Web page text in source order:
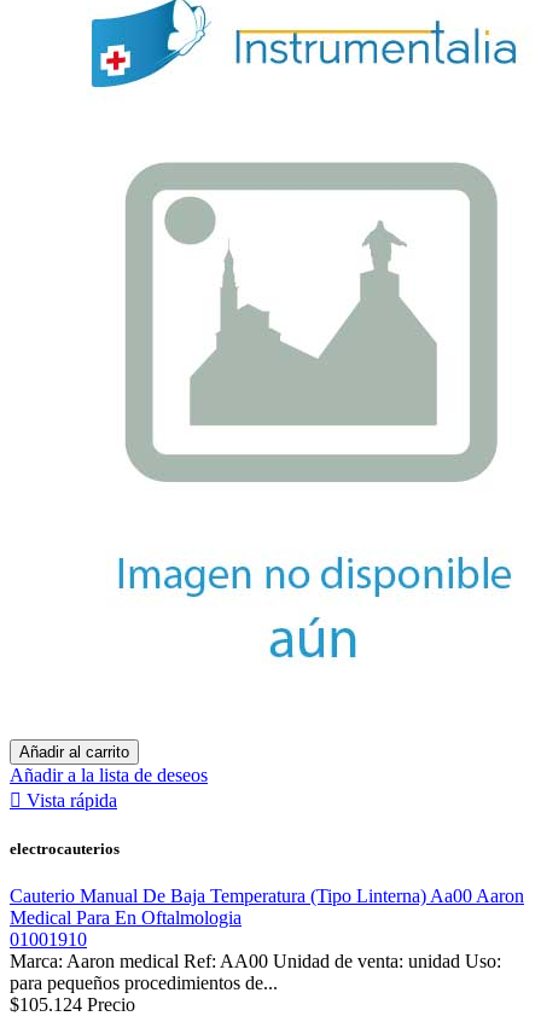
Añadir al carrito
Añadir a la lista de deseos
 Vista rápida
electrocauterios
Cauterio Manual De Baja Temperatura (Tipo Linterna) Aa00 Aaron
Medical Para En Oftalmologia
01001910
Marca: Aaron medical Ref: AA00 Unidad de venta: unidad Uso:
para pequeños procedimientos de...
$105.124 Precio